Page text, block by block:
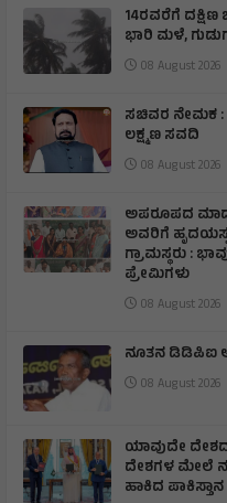
14ರವರೆಗೆ
ಭಾರಿ ಮಳೆ,
08 August 2026
ಸಚಿವರ ನೇಮಕ
ಲಕ್ಷ್ಮಣ ಸವದಿ
08 August 2026
ಅಪರೂಪದ
ಅವರಿಗೆ
ಗ್ರಾಮಸ್ಥರು :
ಪ್ರೇಮಿಗಳು
08 August 2026
ನೂತನ ಡಿಡಿಪಿಐ
08 August 2026
ಯಾವುದೇ
ದೇಶಗಳ ಮೇಲೆ
ಹಾಕಿದ ಪಾಕಿಸ್ತಾನ